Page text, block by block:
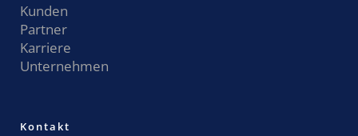
Kunden
Partner
Karriere
Unternehmen
Kontakt